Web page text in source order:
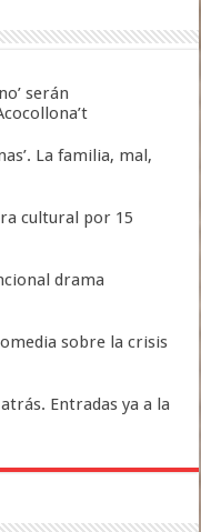
serán
La familia, mal,
cultural por 15
drama
sobre la crisis
Entradas ya a la